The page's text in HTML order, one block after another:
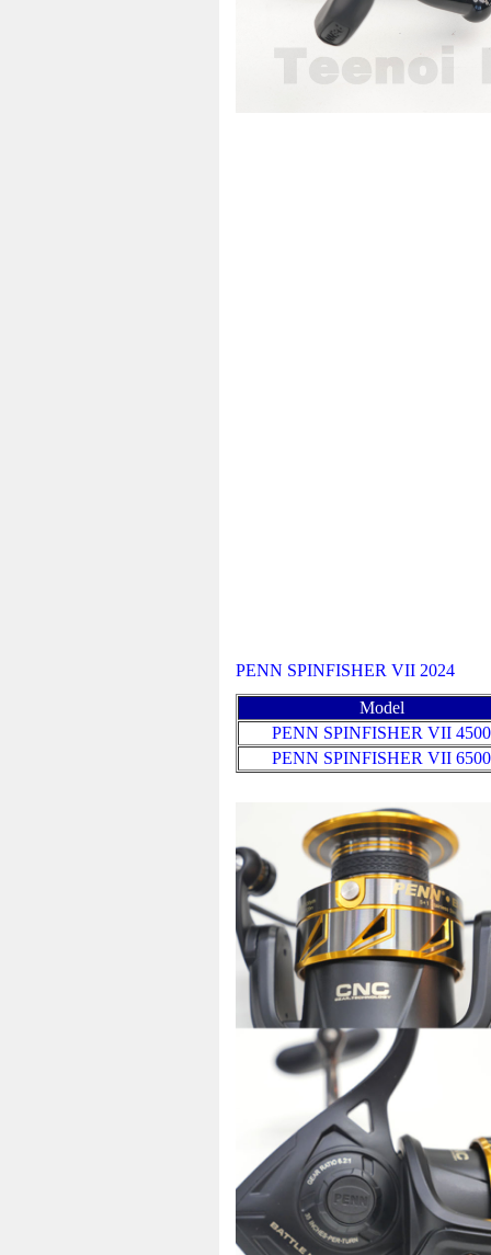
PENN SPINFISHER VII 2024
Model
PENN SPINFISHER VII 4500
PENN SPINFISHER VII 6500